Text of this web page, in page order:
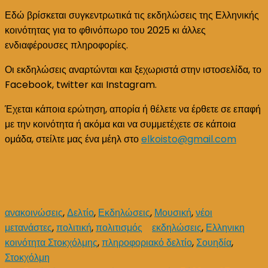
Ελληνικής
2025
Εδώ βρίσκεται συγκεντρωτικά τις εκδηλώσεις της Ελληνικής
κοινότητας για το φθινόπωρο του 2025 κι άλλες
ενδιαφέρουσες πληροφορίες.
Οι εκδηλώσεις αναρτώνται και ξεχωριστά στην ιστοσελίδα, το
Facebook, twitter και Instagram.
Έχεται κάποια ερώτηση, απορία ή θέλετε να έρθετε σε επαφή
με την κοινότητα ή ακόμα και να συμμετέχετε σε κάποια
ομάδα, στείλτε μας ένα μέηλ στοelkoisto@gmail.com
ανακοινώσεις,Δελτίο, Εκδηλώσεις, Μουσική,νέοι
μετανάστες,πολιτική,πολιτισμός εκδηλώσεις, Ελληνικη
κοινότητα Στοκχόλμης,πληροφοριακό δελτίο,Σουηδία,
Στοκχόλμη